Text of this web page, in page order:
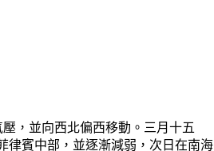
，並向西北偏西移動。三月十五
律賓中部，並逐漸減弱，次日在南海